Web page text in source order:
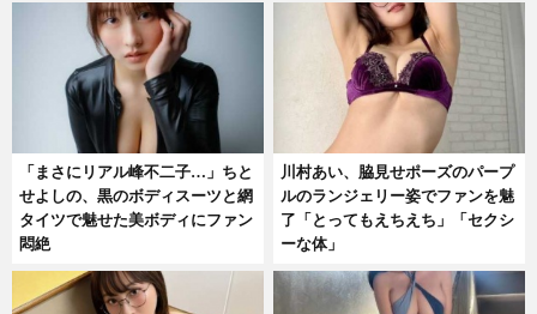
「まさにリアル峰不二子…」ちと
せよしの、黒のボディスーツと網
タイツで魅せた美ボディにファン
悶絶
川村あい、脇見せポーズのパープ
ルのランジェリー姿でファンを魅
了「とってもえちえち」「セクシ
ーな体」